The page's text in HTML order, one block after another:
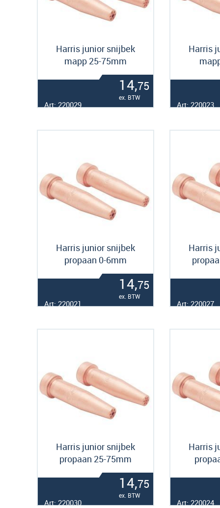
Harris junior snijbek
mapp 25-75mm
14,75
ex. BTW
Art: 220029
Harris
Art: 220023
Harris junior snijbek
propaan 0-6mm
14,75
ex. BTW
Art: 220021
Harris
Art: 220027
Harris junior snijbek
propaan 25-75mm
14,75
ex. BTW
Art: 220030
Harris
Art: 220024